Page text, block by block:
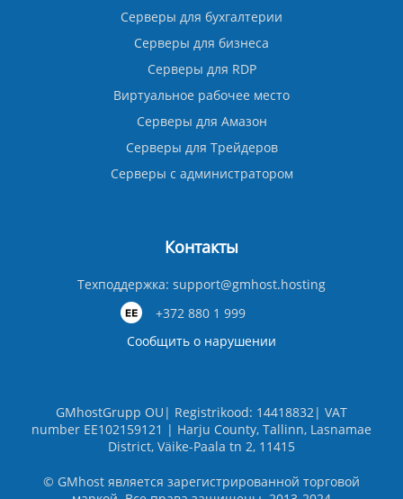
Серверы для бухгалтерии
Серверы для бизнеса
Серверы для RDP
Виртуальное рабочее место
Серверы для Амазон
Серверы для Трейдеров
Серверы с администратором
Контакты
Техподдержка: support@gmhost.hosting
+372 880 1 999
Сообщить о нарушении
GMhostGrupp OU| Registrikood: 14418832| VAT
number EE102159121 | Harju County, Tallinn, Lasnamae
District, Väike-Paala tn 2, 11415
© GMhost является зарегистрированной торговой